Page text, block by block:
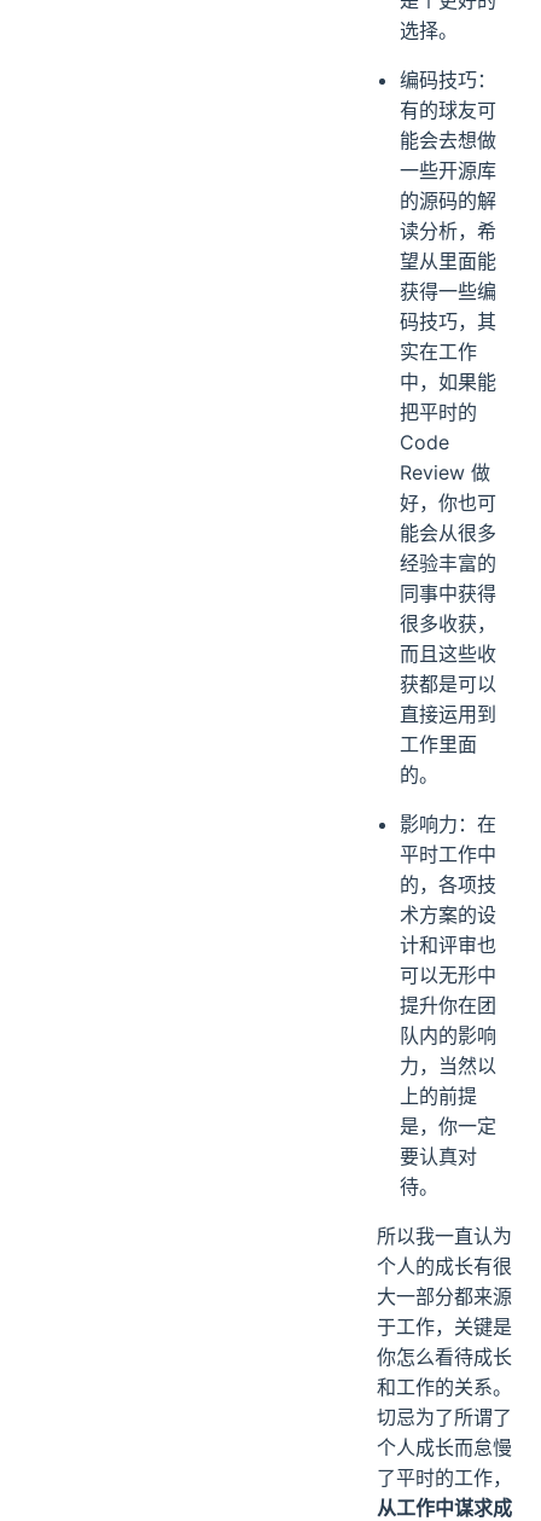
选择。
编码技巧：
有的球友可
能会去想做
一些开源库
的源码的解
读分析，希
望从里面能
获得一些编
码技巧，其
实在工作
中，如果能
把平时的
Code
Review 做
好，你也可
能会从很多
经验丰富的
同事中获得
很多收获，
而且这些收
获都是可以
直接运用到
工作里面
的。
影响力：在
平时工作中
的，各项技
术方案的设
计和评审也
可以无形中
提升你在团
队内的影响
力，当然以
上的前提
是，你一定
要认真对
待。
所以我一直认为
个人的成长有很
大一部分都来源
于工作，关键是
你怎么看待成长
和工作的关系。
切忌为了所谓了
个人成长而怠慢
了平时的工作，
从工作中谋求成